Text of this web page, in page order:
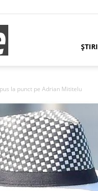
la punct pe Adrian Mititelu